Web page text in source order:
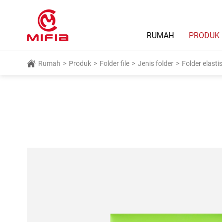
RUMAH PRODUK
Rumah > Produk > Folder file > Jenis folder > Folder elastis